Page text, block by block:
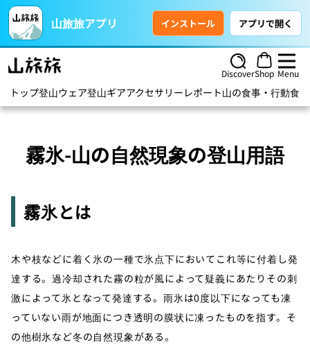
山旅旅アプリ インストール アプリで開く
DiscoverShop Menu
トップ登山ウェア登山ギアアクセサリー レポート山の食事・行動食
霧氷-山の自然現象の登山用語
霧氷とは
木や枝などに着く氷の一種で氷点下においてこれ等に付着し発
達する。過冷却された霧の粒が風によって疑義にあたりその刺
激によって氷となって発達する。雨氷は0度以下になっても凍
っていない雨が地面につき透明の膜状に凍ったものを指す。そ
の他樹氷など冬の自然現象がある。